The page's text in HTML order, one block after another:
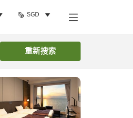
SGD
重新搜索
搜索客房